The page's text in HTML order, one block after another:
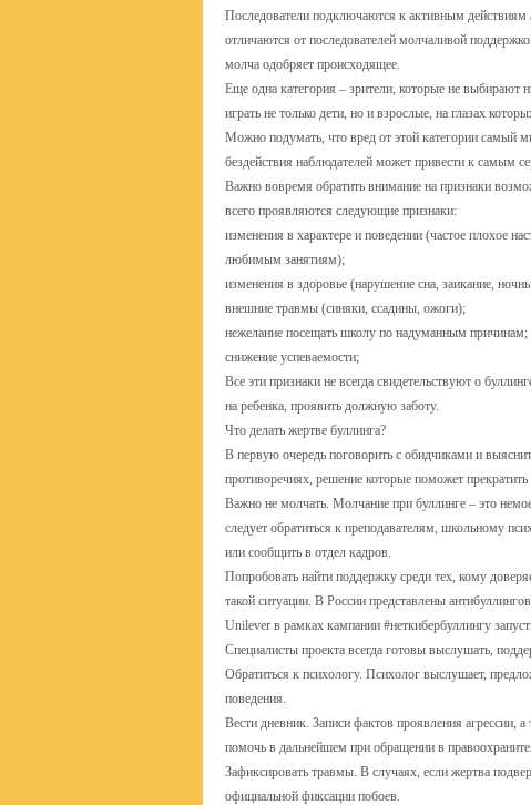
Последователи подключаются к активным действиям
отличаются от последователей молчаливой
молча одобряет происходящее.
Еще одна категория – зрители, которые не выбирают
играть не только дети, но и взрослые, на глазах
Можно подумать, что вред от этой категории самый
бездействия наблюдателей может привести к самым
Важно вовремя обратить внимание на признаки
всего проявляются следующие признаки:
изменения в характере и поведении (частое плохое
любимым занятиям);
изменения в здоровье (нарушение сна, заикание,
внешние травмы (синяки, ссадины, ожоги);
нежелание посещать школу по надуманным причинам;
снижение успеваемости;
Все эти признаки не всегда свидетельствуют о
на ребенка, проявить должную заботу.
Что делать жертве буллинга?
В первую очередь поговорить с обидчиками и
противоречиях, решение которые поможет прекратить
Важно не молчать. Молчание при буллинге – это
следует обратиться к преподавателям, школьному
или сообщить в отдел кадров.
Попробовать найти поддержку среди тех, кому
такой ситуации. В России представлены
Unilever в рамках кампании #неткибербуллингу
Специалисты проекта всегда готовы выслушать,
Обратиться к психологу. Психолог выслушает,
поведения.
Вести дневник. Записи фактов проявления
помочь в дальнейшем при обращении в
Зафиксировать травмы. В случаях, если жертва
официальной фиксации побоев.